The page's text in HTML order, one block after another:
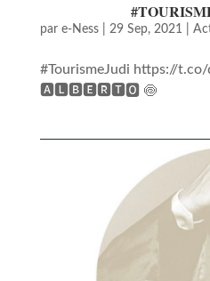
par e-Ness| 29 Sep, 2021
#TourismeJudi https://
🅰🅻🅱🅴🆁🆃🅾 🍥